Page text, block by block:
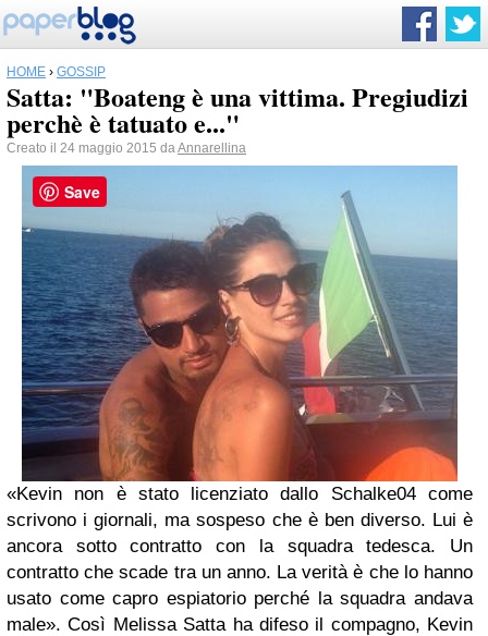
HOME › GOSSIP
Satta: "Boateng è una vittima. Pregiudizi
perchè è tatuato e..."
Creato il 24 maggio 2015 daAnnarellina
«Kevin non è stato licenziato dallo Schalke04 come
scrivono i giornali, ma sospeso che è ben diverso. Lui è
ancora sotto contratto con la squadra tedesca. Un
contratto che scade tra un anno. La verità è che lo hanno
usato come capro espiatorio perché la squadra andava
male». Così Melissa Satta ha difeso il compagno, Kevin
Save